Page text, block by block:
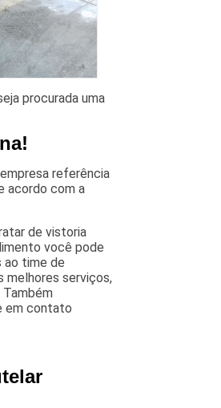
procurada uma
referência
acordo com a
de vistoria
você pode
ao time de
melhores serviços,
em contato